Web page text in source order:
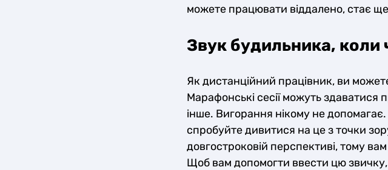
можете працювати віддалено, стає
Звук будильника, коли
Як дистанційний працівник, ви
Марафонські сесії можуть здаватися
інше. Вигорання нікому не
спробуйте дивитися на це з точки
довгостроковій перспективі, тому
Щоб вам допомогти ввести цю